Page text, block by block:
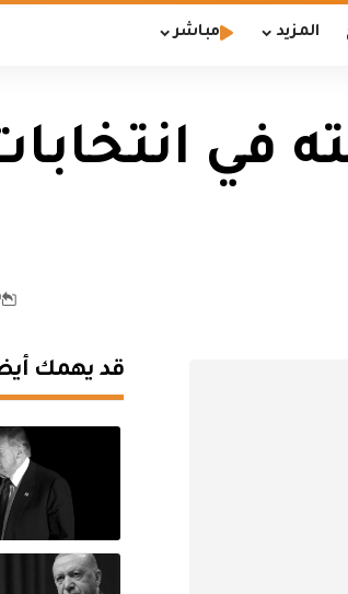
المزيد مباشر
في
قد يهمك